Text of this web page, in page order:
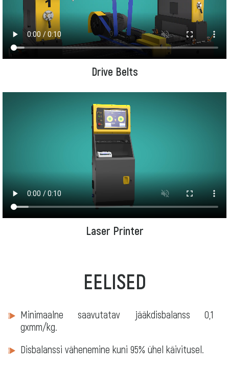
Drive Belts
Laser Printer
EELISED
Minimaalne saavutatav jääkdisbalanss 0,1
gxmm/kg.
Disbalanssi vähenemine kuni 95% ühel käivitusel.